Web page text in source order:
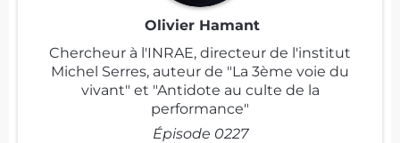
Olivier Hamant
Chercheur à l'INRAE, directeur de l'institut
Michel Serres, auteur de "La 3ème voie du
vivant" et "Antidote au culte de la
performance"
Épisode 0227